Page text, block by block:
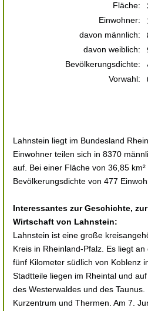
Fläche:
Einwohner:
davon männlich:
davon weiblich:
Bevölkerungsdichte:
Vorwahl:
Lahnstein liegt im Bundesland
Einwohner teilen sich in 8370
auf. Bei einer Fläche von 36,85
Bevölkerungsdichte von 477
Interessantes zur Geschichte,
Wirtschaft von Lahnstein:
Lahnstein ist eine große
Kreis in Rheinland-Pfalz. Es liegt
fünf Kilometer südlich von Koblenz
Stadtteile liegen im Rheintal und
des Westerwaldes und des
Kurzentrum und Thermen. Am 7.